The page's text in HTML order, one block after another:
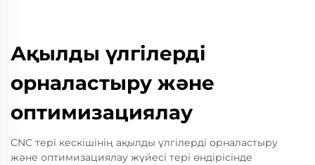
Ақылды үлгілерді
орналастыру және
оптимизациялау
CNC тері кескішінің ақылды үлгілерді орналастыру
және оптимизациялау жүйесі тері өндірісінде